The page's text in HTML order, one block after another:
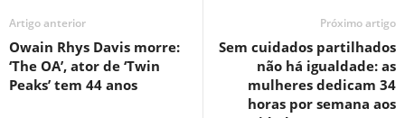
Artigo anterior
Owain Rhys Davis morre:
‘The OA’, ator de ‘Twin
Peaks’ tem 44 anos
Próximo artigo
Sem cuidados partilhados
não há igualdade: as
mulheres dedicam 34
horas por semana aos